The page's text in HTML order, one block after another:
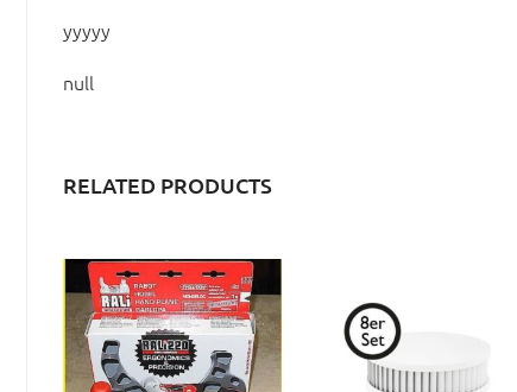
yyyyy
null
RELATED PRODUCTS